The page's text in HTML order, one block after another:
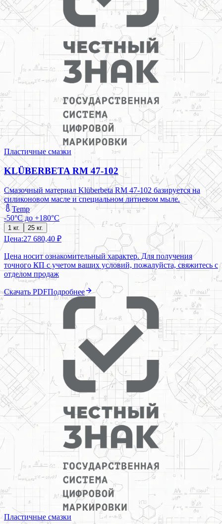
Пластичные смазки
KLÜBERBETA RM 47-102
Смазочный материал Klüberbeta RM 47-102 базируется на
силиконовом масле и специальном литиевом мыле.
Temp
-50°C до +180°C
1 кг. 25 кг.
Цена:27 680,40 ₽
Цена носит ознакомительный характер. Для получения
точного КП с учетом ваших условий, пожалуйста, свяжитесь с
отделом продаж
Скачать PDFПодробнее
Пластичные смазки